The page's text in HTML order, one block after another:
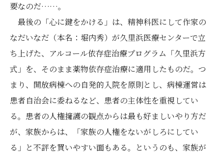
要なのだ……。
最後の「心に鍵をかける」は、精神科医にして作家の
なだいなだ（本名：堀内秀）が久里浜医療センターで立
ち上げた、アルコール依存症治療プログラム「久里浜方
式」を、そのまま薬物依存症治療に適用したものだ。つ
まり、開放病棟への自発的入院を原則とし、病棟運営は
患者自治会に委ねるなど、患者の主体性を重視してい
る。患者の人権擁護の観点からは最も好ましいやり方だ
が、家族からは、「家族の人権をないがしろにしてい
る」と不評を買いやすい面もある。というのも、家族が